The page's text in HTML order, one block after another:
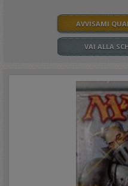
AVVISAMI
VAI ALLA